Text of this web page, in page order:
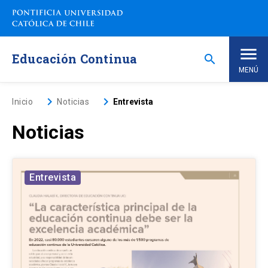
Saltar
contenido
Educación Continua search
MENÚ
Inicio
Nosotros
Programas Corporativos
Noticias
Inicio keyboard_arrow_rightNoticias keyboard_arrow_right Entrevista
Noticias
Entrevista